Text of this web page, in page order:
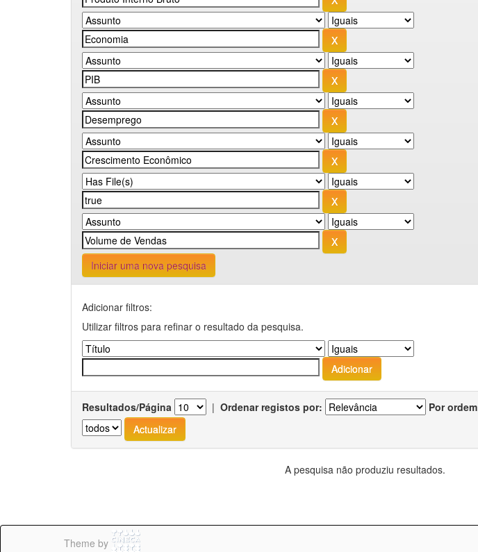
Iniciar uma nova pesquisa
Adicionar filtros:
Utilizar filtros para refinar o resultado da pesquisa.
Resultados/Página | Ordenar registos por: Por ordem
A pesquisa não produziu resultados.
Theme by